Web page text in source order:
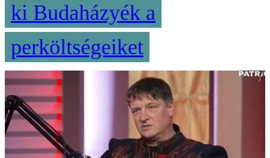
ki Budaházyék a
perköltségeiket